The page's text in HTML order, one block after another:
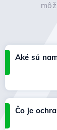
Aké sú
Čo je